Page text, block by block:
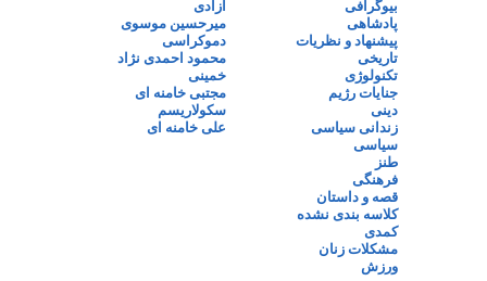
بیوگرافی
پادشاهی
پیشنهاد و نظریات
تاریخی
تکنولوژی
جنایات رژیم
دینی
زندانی سیاسی
سیاسی
طنز
فرهنگی
قصه و داستان
کلاسه بندی نشده
کمدی
مشکلات زنان
ورزش
آزادی
میرحسین موسوی
دموکراسی
محمود احمدی نژاد
خمینی
مجتبی خامنه ای
سکولاریسم
علی خامنه ای